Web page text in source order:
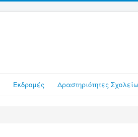
Εκδρομές Δραστηριότητες